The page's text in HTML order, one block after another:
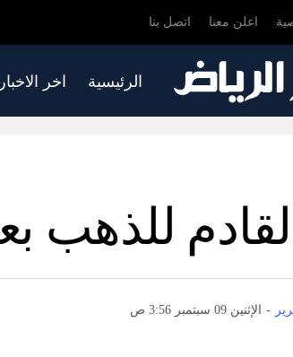
اعلن معنا اتصل بنا
الرئيسية اخر الاخبار
للذهب
- الإثنين 09 سبتمبر 3:56 ص